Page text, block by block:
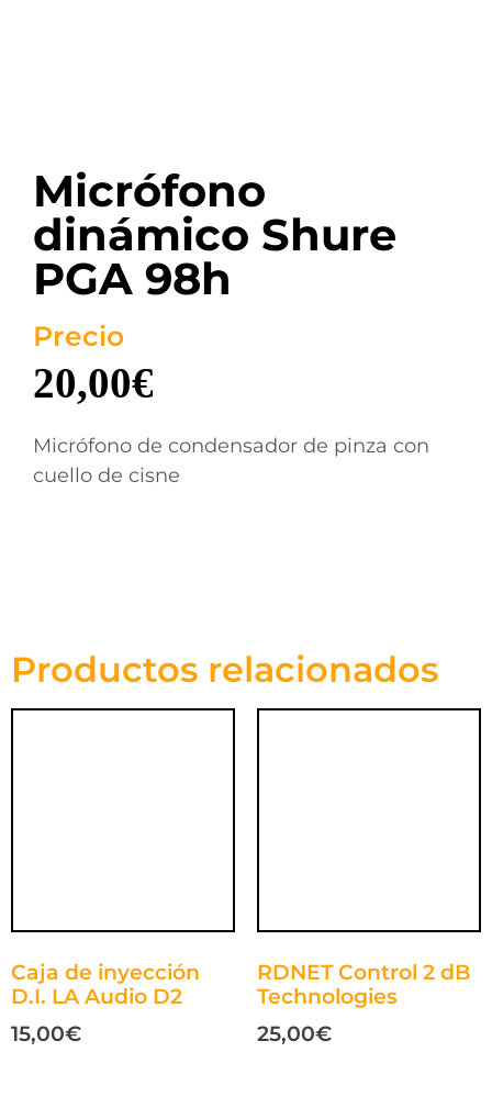
Micrófono
dinámico Shure
PGA 98h
Precio
20,00€
Micrófono de condensador de pinza con
cuello de cisne
Productos relacionados
Caja de inyección
D.I. LA Audio D2
15,00€
RDNET Control 2 dB
Technologies
25,00€